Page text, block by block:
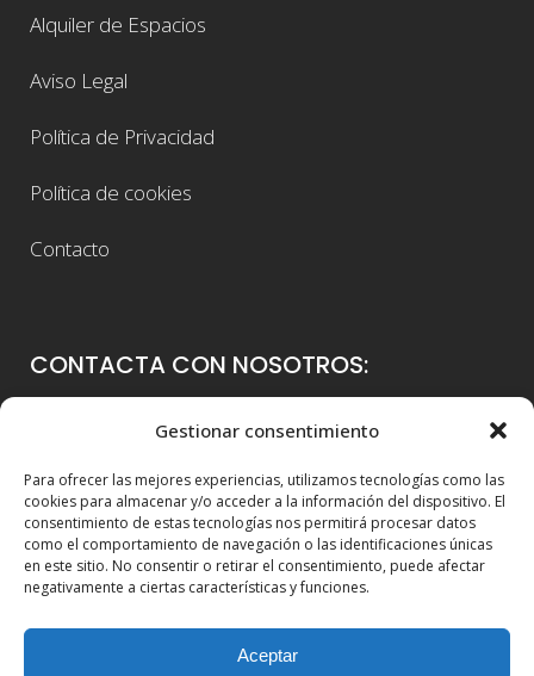
Gestionar consentimiento
Para ofrecer las mejores experiencias, utilizamos tecnologías como las
cookies para almacenar y/o acceder a la información del dispositivo. El
consentimiento de estas tecnologías nos permitirá procesar datos
como el comportamiento de navegación o las identificaciones únicas
en este sitio. No consentir o retirar el consentimiento, puede afectar
negativamente a ciertas características y funciones.
Aceptar
Alquiler de Espacios
Aviso Legal
Política de Privacidad
Política de cookies
Contacto
CONTACTA CON NOSOTROS:
Colegio Guadalaviar
46021 Valencia
96 339 36 00
info@colegioguadalaviar.es